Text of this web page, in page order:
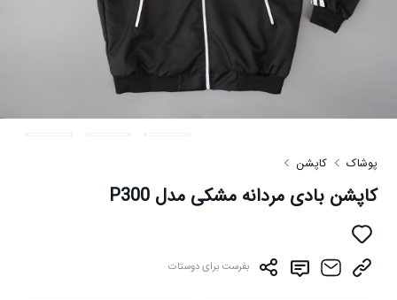
پوشاک کاپشن
کاپشن بادی مردانه مشکی مدل P300
بفرست برای دوستات